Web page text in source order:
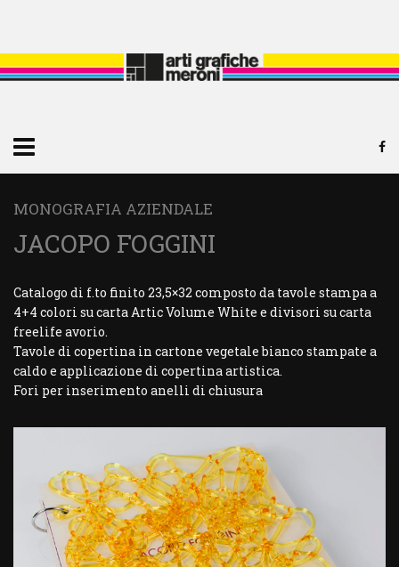
MONOGRAFIA AZIENDALE
JACOPO FOGGINI
Catalogo di f.to finito 23,5×32 composto da tavole stampa a
4+4 colori su carta Artic Volume White e divisori su carta
freelife avorio.
Tavole di copertina in cartone vegetale bianco stampate a
caldo e applicazione di copertina artistica.
Fori per inserimento anelli di chiusura